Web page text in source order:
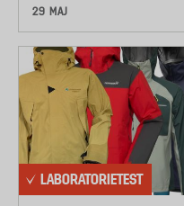
Abeko, och Celavi från
mer än tio meters
hade Lindex och
del ställen läckte vatten
meter.
– Det är
testlabbet.
I sin webbshop uppger
29 MAJ
LABORATORIETEST